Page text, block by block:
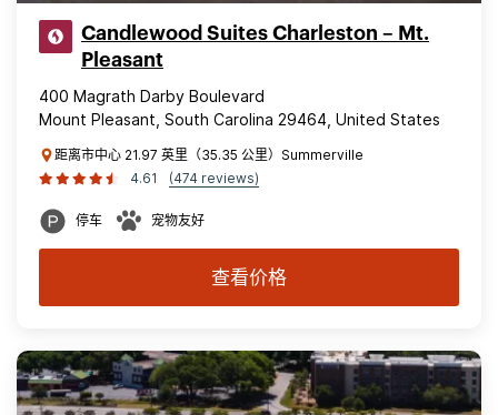
Candlewood Suites Charleston – Mt.
Pleasant
400 Magrath Darby Boulevard
Mount Pleasant, South Carolina 29464, United States
距离市中心 21.97 英里（35.35 公里）Summerville
4.61
(474 reviews)
停车 宠物友好
查看价格